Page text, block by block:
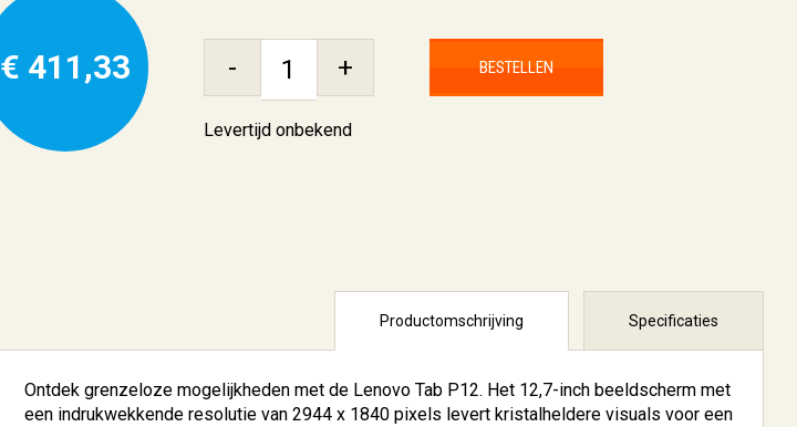
€ 411,33 - + BESTELLEN
Levertijd onbekend
Productomschrijving Specificaties
Ontdek grenzeloze mogelijkheden met de Lenovo Tab P12. Het 12,7-inch beeldscherm met
een indrukwekkende resolutie van 2944 x 1840 pixels levert kristalheldere visuals voor een